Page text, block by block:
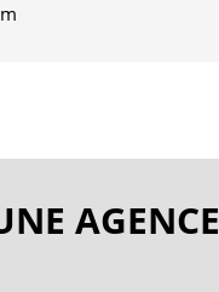
AGENCE